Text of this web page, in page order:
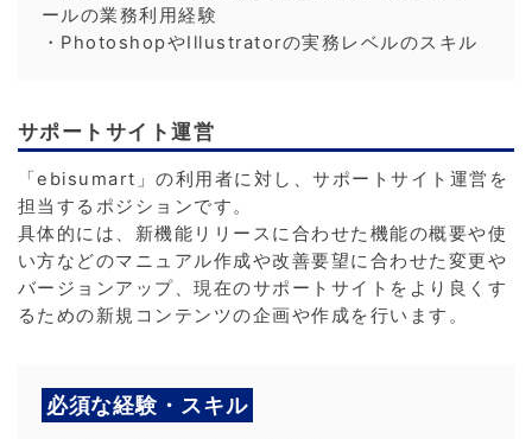
ールの業務利用経験
・PhotoshopやIllustratorの実務レベルのスキル
サポートサイト運営
「ebisumart」の利用者に対し、サポートサイト運営を
担当するポジションです。
具体的には、新機能リリースに合わせた機能の概要や使
い方などのマニュアル作成や改善要望に合わせた変更や
バージョンアップ、現在のサポートサイトをより良くす
るための新規コンテンツの企画や作成を行います。
必須な経験・スキル